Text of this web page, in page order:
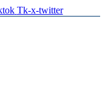
Tk-x-twitter